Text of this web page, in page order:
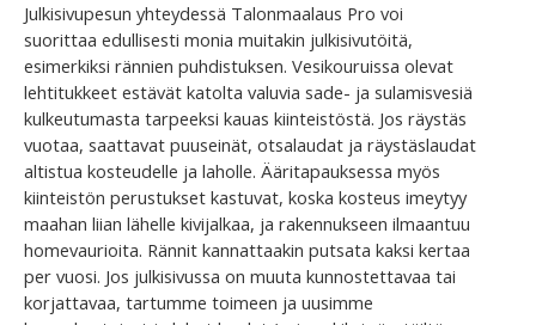
Julkisivupesun yhteydessä Talonmaalaus Pro voi
suorittaa edullisesti monia muitakin julkisivutöitä,
esimerkiksi rännien puhdistuksen. Vesikouruissa olevat
lehtitukkeet estävät katolta valuvia sade- ja sulamisvesiä
kulkeutumasta tarpeeksi kauas kiinteistöstä. Jos räystäs
vuotaa, saattavat puuseinät, otsalaudat ja räystäslaudat
altistua kosteudelle ja laholle. Ääritapauksessa myös
kiinteistön perustukset kastuvat, koska kosteus imeytyy
maahan liian lähelle kivijalkaa, ja rakennukseen ilmaantuu
homevaurioita. Rännit kannattaakin putsata kaksi kertaa
per vuosi. Jos julkisivussa on muuta kunnostettavaa tai
korjattavaa, tartumme toimeen ja uusimme